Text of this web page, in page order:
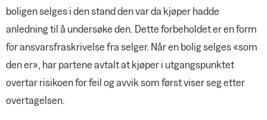
boligen selges i den stand den var da kjøper hadde
anledning til å undersøke den. Dette forbeholdet er en form
for ansvarsfraskrivelse fra selger. Når en bolig selges «som
den er», har partene avtalt at kjøper i utgangspunktet
overtar risikoen for feil og avvik som først viser seg etter
overtagelsen.